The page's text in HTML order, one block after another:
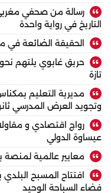
رسالة من صحفي مغربي
التاريخ في رواية واحدة
الحقيقة الضائعة في
تازة
مديرية التعليم
وتجويد العرض المدرسي
رواج اقتصادي و
عيساوة الدولي
معايير عالمية لمنصة
افتتاح المسبح البلدي
فضاء السباحة الوحيد